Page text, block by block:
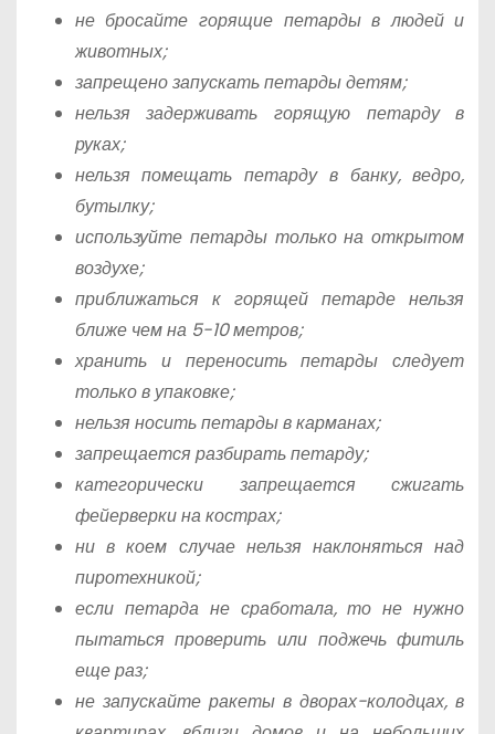
не бросайте горящие петарды в людей и
животных;
запрещено запускать петарды детям;
нельзя задерживать горящую петарду в
руках;
нельзя помещать петарду в банку, ведро,
бутылку;
используйте петарды только на открытом
воздухе;
приближаться к горящей петарде нельзя
ближе чем на 5-10 метров;
хранить и переносить петарды следует
только в упаковке;
нельзя носить петарды в карманах;
запрещается разбирать петарду;
категорически запрещается сжигать
фейерверки на кострах;
ни в коем случае нельзя наклоняться над
пиротехникой;
если петарда не сработала, то не нужно
пытаться проверить или поджечь фитиль
еще раз;
не запускайте ракеты в дворах-колодцах, в